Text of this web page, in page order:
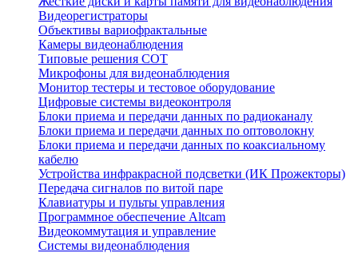
Видеорегистраторы
Объективы вариофрактальные
Камеры видеонаблюдения
Типовые решения СОТ
Микрофоны для видеонаблюдения
Монитор тестеры и тестовое оборудование
Цифровые системы видеоконтроля
Блоки приема и передачи данных по радиоканалу
Блоки приема и передачи данных по оптоволокну
Блоки приема и передачи данных по коаксиальному
кабелю
Устройства инфракрасной подсветки (ИК Прожекторы)
Передача сигналов по витой паре
Клавиатуры и пульты управления
Программное обеспечение Altcam
Видеокоммутация и управление
Системы видеонаблюдения